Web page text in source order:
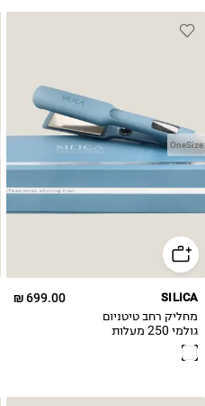
OneSize
699.00 ₪ SILICA
מחליק רחב טיטניום
גולמי 250 מעלות
Silica